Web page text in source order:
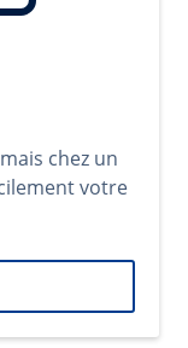
chez un
votre